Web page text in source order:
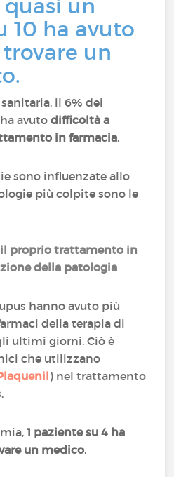
un
10 ha avuto
un
il 6% dei
avutodifficoltà a
in farmacia.
sono influenzate allo
più colpite sono le
proprio trattamento in
della patologia
hanno avuto più
della terapia di
ultimi giorni. Ciò è
che utilizzano
) nel trattamento
1 paziente su 4 ha
un medico.